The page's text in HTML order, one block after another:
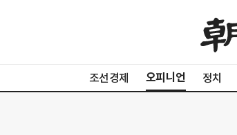
조선경제 오피니언 정치